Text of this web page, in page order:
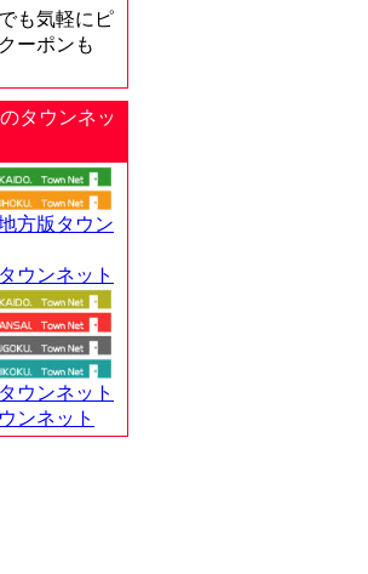
も気軽にピ
ーポンも
タウンネッ